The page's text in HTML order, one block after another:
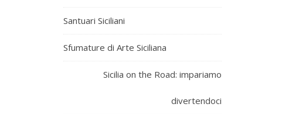
Santuari Siciliani
Sfumature di Arte Siciliana
Sicilia on the Road: impariamo
divertendoci